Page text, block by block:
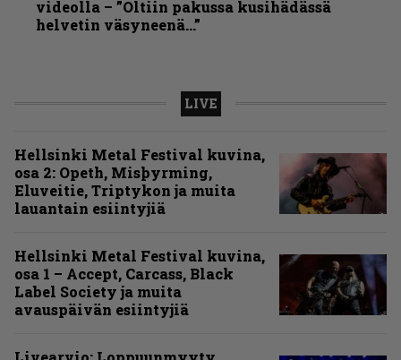
videolla – ”Oltiin pakussa kusihädässä
helvetin väsyneenä…”
LIVE
Hellsinki Metal Festival kuvina,
osa 2: Opeth, Misþyrming,
Eluveitie, Triptykon ja muita
lauantain esiintyjiä
Hellsinki Metal Festival kuvina,
osa 1 – Accept, Carcass, Black
Label Society ja muita
avauspäivän esiintyjiä